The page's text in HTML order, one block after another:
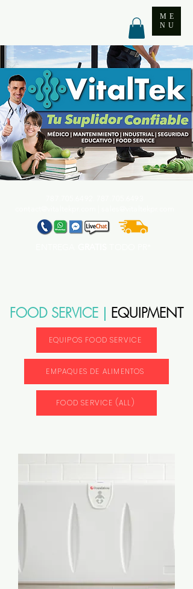
ME
NU
FOOD SERVICE | EQUIPMENT
EQUIPOS FOOD SERVICE
EMPAQUES DE ALIMENTOS
FOOD SERVICE (ALL)